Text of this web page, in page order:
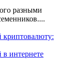
разными
в интернете